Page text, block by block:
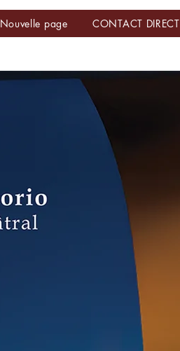
Nouvelle page CONTACT DIRECT